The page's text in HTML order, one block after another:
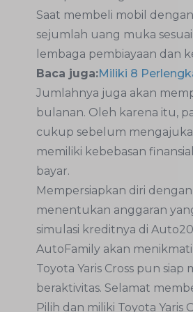
Saat membeli mobil
sejumlah uang muka
lembaga pembiayaan dan
Baca juga:Miliki 8
Jumlahnya juga akan
bulanan. Oleh karena itu,
cukup sebelum
memiliki kebebasan
bayar.
Mempersiapkan diri
menentukan anggaran
simulasi kreditnya di
AutoFamily akan
Toyota Yaris Cross pun
beraktivitas. Selamat
Pilih dan miliki Toyota Yaris